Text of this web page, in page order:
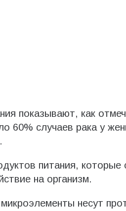
показывают, как
60% случаев рака у
питания, которые
на организм.
несут